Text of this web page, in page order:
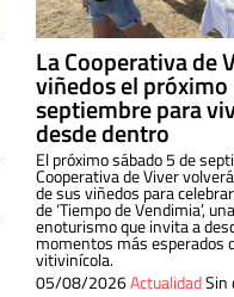
La Cooperativa de
viñedos el próximo
septiembre para
desde dentro
El próximo sábado 5 de
Cooperativa de Viver
de sus viñedos para
de ‘Tiempo de Vendimia’,
enoturismo que invita a
momentos más esperados
vitivinícola.
05/08/2026ActualidadSin